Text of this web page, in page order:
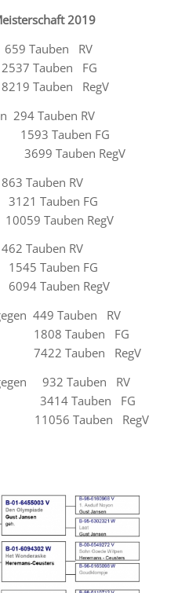
2019
Tauben RV
FG
RegV
294 Tauben RV
FG
RegV
Tauben RV
FG
RegV
Tauben RV
FG
RegV
449 Tauben RV
FG
RegV
932 Tauben RV
Tauben FG
Tauben RegV